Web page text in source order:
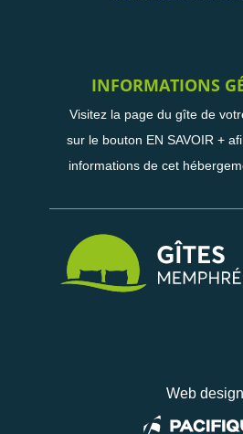
INFORMATIONS
Visitez la page du gîte de
sur le bouton EN SAVOIR +
informations de cet
Web design